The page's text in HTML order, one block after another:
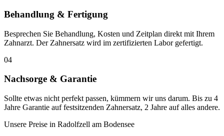
Behandlung & Fertigung
Besprechen Sie Behandlung, Kosten und Zeitplan direkt mit Ihrem
Zahnarzt. Der Zahnersatz wird im zertifizierten Labor gefertigt.
04
Nachsorge & Garantie
Sollte etwas nicht perfekt passen, kümmern wir uns darum. Bis zu 4
Jahre Garantie auf festsitzenden Zahnersatz, 2 Jahre auf alles andere.
Unsere Preise in Radolfzell am Bodensee